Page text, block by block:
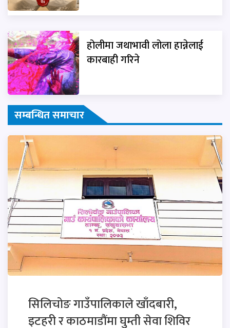
होलीमा जथाभावी लोला हान्नेलाई
कारबाही गरिने
सम्बन्धित समाचार
सिलिचोङ गाउँपालिकाले खाँदबारी,
इटहरी र काठमाडौंमा घुम्ती सेवा शिविर